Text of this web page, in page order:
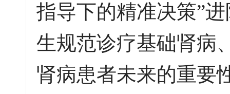
指导下的精准决策”
生规范诊疗基础肾病
肾病患者未来的重要